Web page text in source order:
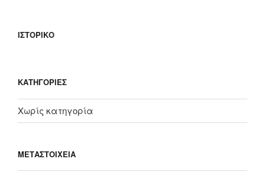
ΙΣΤΟΡΙΚΌ
KΑΤΗΓΟΡΊΕΣ
Χωρίς κατηγορία
ΜΕΤΑΣΤΟΙΧΕΊΑ